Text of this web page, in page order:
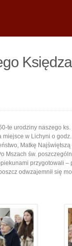
te urodziny naszego
miejsce w Lichyni o
Matkę
Mszach św.
przygotowali –
odwzajemnił się